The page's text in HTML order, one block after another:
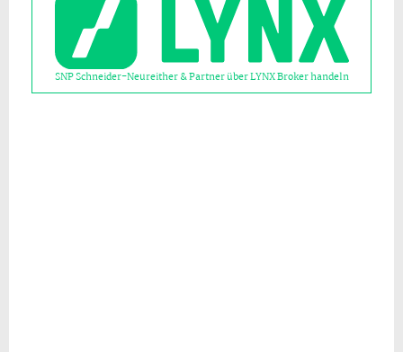
SNP Schneider-Neureither & Partner über LYNX Broker handeln